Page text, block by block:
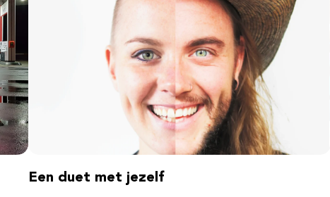
Een duet met jezelf